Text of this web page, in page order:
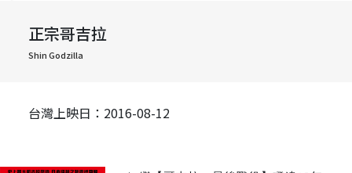
正宗哥吉拉
Shin Godzilla
台灣上映日：2016-08-12